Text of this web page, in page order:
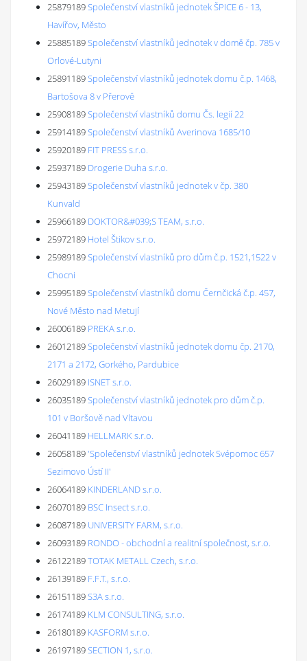
25879189Společenství vlastníků jednotek ŠPICE 6 - 13,
Havířov, Město
25885189Společenství vlastníků jednotek v domě čp. 785 v
Orlové-Lutyni
25891189Společenství vlastníků jednotek domu č.p. 1468,
Bartošova 8 v Přerově
25908189Společenství vlastníků domu Čs. legií 22
25914189Společenství vlastníků Averinova 1685/10
25920189 FIT PRESS s.r.o.
25937189 Drogerie Duha s.r.o.
25943189Společenství vlastníků jednotek v čp. 380
Kunvald
25966189 DOKTOR&#039;S TEAM, s.r.o.
25972189 Hotel Štikov s.r.o.
25989189Společenství vlastníků pro dům č.p. 1521,1522 v
Chocni
25995189Společenství vlastníků domu Černčická č.p. 457,
Nové Město nad Metují
26006189 PREKA s.r.o.
26012189Společenství vlastníků jednotek domu čp. 2170,
2171 a 2172, Gorkého, Pardubice
26029189 ISNET s.r.o.
26035189Společenství vlastníků jednotek pro dům č.p.
101 v Boršově nad Vltavou
26041189 HELLMARK s.r.o.
26058189'Společenství vlastníků jednotek Svépomoc 657
Sezimovo Ústí II'
26064189 KINDERLAND s.r.o.
26070189 BSC Insect s.r.o.
26087189 UNIVERSITY FARM, s.r.o.
26093189 RONDO - obchodní a realitní společnost, s.r.o.
26122189TOTAK METALL Czech, s.r.o.
26139189 F.F.T., s.r.o.
26151189S3A s.r.o.
26174189 KLM CONSULTING, s.r.o.
26180189 KASFORM s.r.o.
26197189SECTION 1, s.r.o.